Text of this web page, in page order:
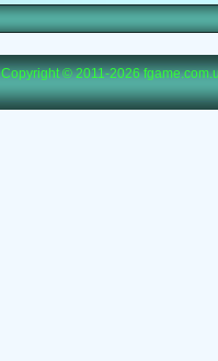
Copyright © 2011-2026